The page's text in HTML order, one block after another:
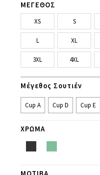
ΜΕΓΕΘΟΣ
XS S
L XL
3XL 4XL
Μέγεθος Σουτιέν
Cup A Cup D Cup E
ΧΡΩΜΑ